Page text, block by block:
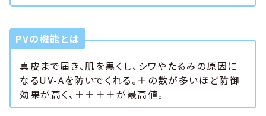
PVの機能とは
真皮まで届き、肌を黒くし、シワやたるみの原因に
なるUV-Aを防いでくれる。＋の数が多いほど防御
効果が高く、＋＋＋＋が最高値。